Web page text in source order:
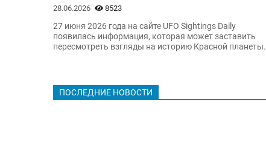
28.06.2026 8523
27 июня 2026 года на сайте UFO Sightings Daily
появилась информация, которая может заставить
пересмотреть взгляды на историю Красной планеты.
ПОСЛЕДНИЕ НОВОСТИ